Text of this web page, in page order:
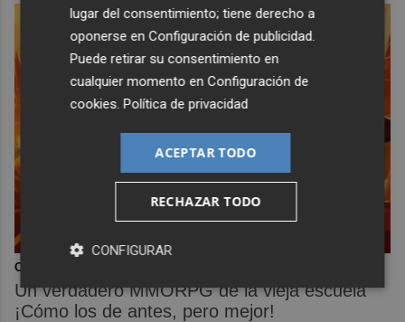
Corepunk MMORPG
Un verdadero MMORPG de la vieja escuela
¡Cómo los de antes, pero mejor!
lugar del consentimiento; tiene derecho a
oponerse enConfiguración de publicidad.
Puede retirar su consentimiento en
cualquier momento enConfiguración de
cookies.Política de privacidad
ACEPTAR TODO
RECHAZAR TODO
CONFIGURAR